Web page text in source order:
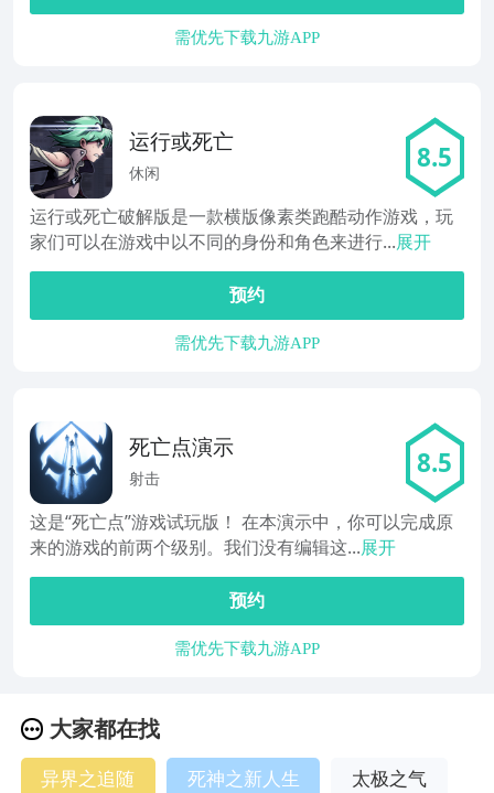
需优先下载九游APP
运行或死亡
休闲 8.5
运行或死亡破解版是一款横版像素类跑酷动作游戏，玩
家们可以在游戏中以不同的身份和角色来进行...展开
预约
需优先下载九游APP
死亡点演示
射击 8.5
这是“死亡点”游戏试玩版！ 在本演示中，你可以完成原
来的游戏的前两个级别。我们没有编辑这...展开
预约
需优先下载九游APP
大家都在找
异界之追随 死神之新人生
太极之气